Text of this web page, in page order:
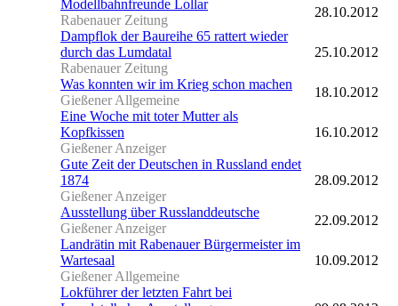
Modellbahnfreunde Lollar
28.10.2012
Rabenauer Zeitung
Dampflok der Baureihe 65 rattert wieder
durch das Lumdatal
25.10.2012
Rabenauer Zeitung
Was konnten wir im Krieg schon machen
18.10.2012
Gießener Allgemeine
Eine Woche mit toter Mutter als
Kopfkissen
16.10.2012
Gießener Anzeiger
Gute Zeit der Deutschen in Russland endet
1874
28.09.2012
Gießener Anzeiger
Ausstellung über Russlanddeutsche
22.09.2012
Gießener Anzeiger
Landrätin mit Rabenauer Bürgermeister im
Wartesaal
10.09.2012
Gießener Allgemeine
Lokführer der letzten Fahrt bei